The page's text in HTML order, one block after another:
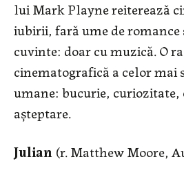
lui Mark Playne reiterează
iubirii, fară ume de romance
cuvinte: doar cu muzică. O
cinematografică a celor mai
umane: bucurie, curiozitate,
aşteptare.
Julian (r. Matthew Moore,